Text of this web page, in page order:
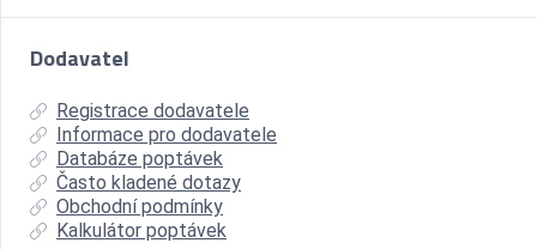
Dodavatel
Registrace dodavatele
Informace pro dodavatele
Databáze poptávek
Často kladené dotazy
Obchodní podmínky
Kalkulátor poptávek